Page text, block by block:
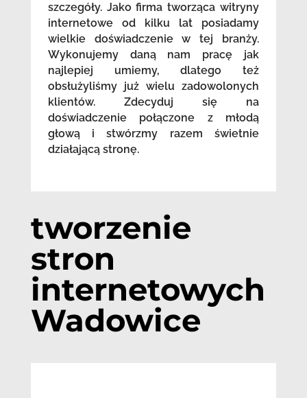
szczegóły. Jako firma tworząca witryny
internetowe od kilku lat posiadamy
wielkie doświadczenie w tej branży.
Wykonujemy daną nam pracę jak
najlepiej umiemy, dlatego też
obsłużyliśmy już wielu zadowolonych
klientów. Zdecyduj się na
doświadczenie połączone z młodą
głową i stwórzmy razem świetnie
działającą stronę.
tworzenie
stron
internetowych
Wadowice